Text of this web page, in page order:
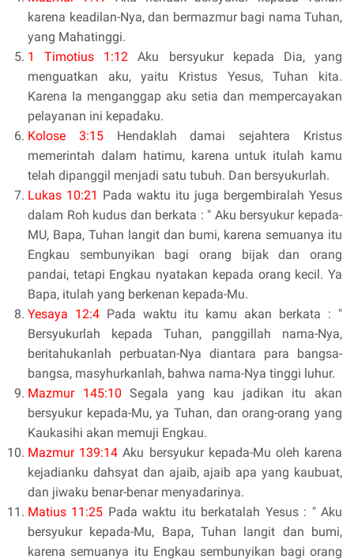
karena keadilan-Nya, dan bermazmur bagi nama Tuhan,
yang Mahatinggi.
1 Timotius 1:12 Aku bersyukur kepada Dia, yang
menguatkan aku, yaitu Kristus Yesus, Tuhan kita.
Karena Ia menganggap aku setia dan mempercayakan
pelayanan ini kepadaku.
Kolose 3:15 Hendaklah damai sejahtera Kristus
memerintah dalam hatimu, karena untuk itulah kamu
telah dipanggil menjadi satu tubuh. Dan bersyukurlah.
Lukas 10:21 Pada waktu itu juga bergembiralah Yesus
dalam Roh kudus dan berkata : " Aku bersyukur kepada-
MU, Bapa, Tuhan langit dan bumi, karena semuanya itu
Engkau sembunyikan bagi orang bijak dan orang
pandai, tetapi Engkau nyatakan kepada orang kecil. Ya
Bapa, itulah yang berkenan kepada-Mu.
Yesaya 12:4 Pada waktu itu kamu akan berkata : "
Bersyukurlah kepada Tuhan, panggillah nama-Nya,
beritahukanlah perbuatan-Nya diantara para bangsa-
bangsa, masyhurkanlah, bahwa nama-Nya tinggi luhur.
Mazmur 145:10 Segala yang kau jadikan itu akan
bersyukur kepada-Mu, ya Tuhan, dan orang-orang yang
Kaukasihi akan memuji Engkau.
Mazmur 139:14 Aku bersyukur kepada-Mu oleh karena
kejadianku dahsyat dan ajaib, ajaib apa yang kaubuat,
dan jiwaku benar-benar menyadarinya.
Matius 11:25 Pada waktu itu berkatalah Yesus : " Aku
bersyukur kepada-Mu, Bapa, Tuhan langit dan bumi,
karena semuanya itu Engkau sembunyikan bagi orang